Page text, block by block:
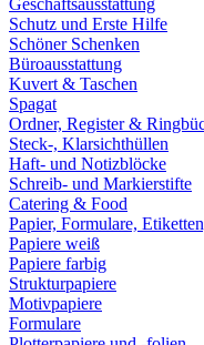
Geschäftsausstattung
Schutz und Erste Hilfe
Schöner Schenken
Büroausstattung
Kuvert & Taschen
Spagat
Ordner, Register &
Steck-, Klarsichthüllen
Haft- und Notizblöcke
Schreib- und Markierstifte
Catering & Food
Papier, Formulare,
Papiere weiß
Papiere farbig
Strukturpapiere
Motivpapiere
Formulare